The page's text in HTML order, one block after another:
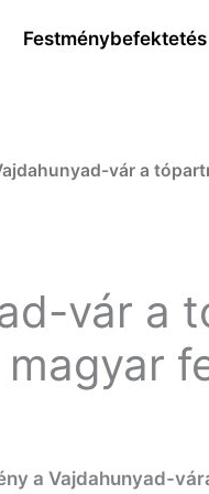
Festménybefektetés
vár a
vár a
a Vajdahunyad-